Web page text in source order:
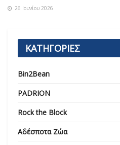
26 Ιουνίου 2026
ΚΑΤΗΓΟΡΙΕΣ
Bin2Bean
PADRION
Rock the Block
Αδέσποτα Ζώα